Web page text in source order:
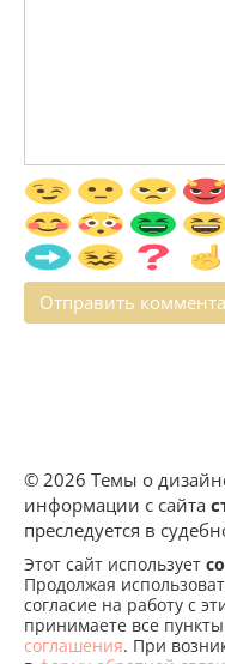
© 2026 Темы о
информации с сайта
преследуется в
Этот сайт использует
Продолжая
согласие на работу с
принимаете все пункты
соглашения. При